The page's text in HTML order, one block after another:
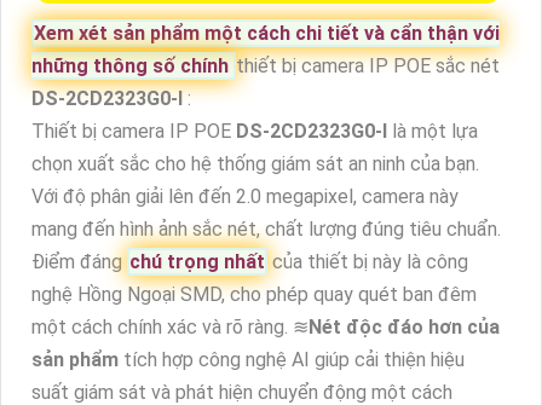
Xem xét sản phẩm một cách chi tiết và cẩn thận với
những thông số chínhthiết bị camera IP POE sắc nét
DS-2CD2323G0-I:
Thiết bị camera IP POE DS-2CD2323G0-I là một lựa
chọn xuất sắc cho hệ thống giám sát an ninh của bạn.
Với độ phân giải lên đến 2.0 megapixel, camera này
mang đến hình ảnh sắc nét, chất lượng đúng tiêu chuẩn.
Điểm đáng chú trọng nhất của thiết bị này là công
nghệ Hồng Ngoại SMD, cho phép quay quét ban đêm
một cách chính xác và rõ ràng. ≋Nét độc đáo hơn của
sản phẩm tích hợp công nghệ AI giúp cải thiện hiệu
suất giám sát và phát hiện chuyển động một cách